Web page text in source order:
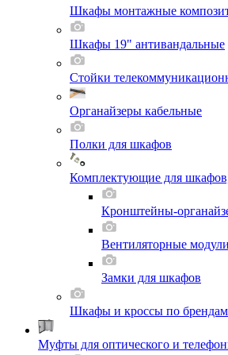
Шкафы монтажные
Шкафы 19" антивандальные
Стойки
Органайзеры кабельные
Полки для шкафов
Комплектующие для
Кронштейны-
Вентиляторные модули
Замки для шкафов
Шкафы и кроссы по брендам
Муфты для оптического и